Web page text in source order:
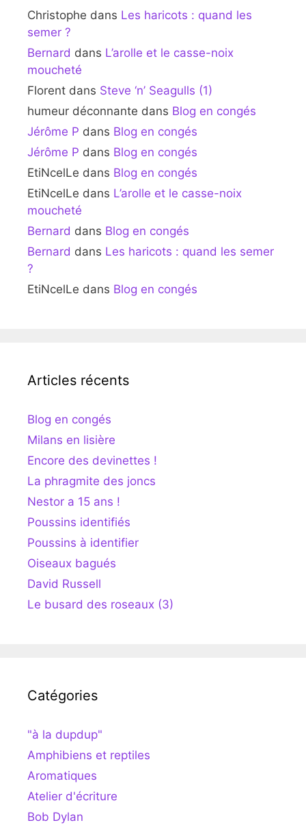
Christophe dans Les haricots : quand les
semer ?
Bernard dans L’arolle et le casse-noix
moucheté
Florent dans Steve ‘n’ Seagulls (1)
humeur déconnante dans Blog en congés
Jérôme P dans Blog en congés
Jérôme P dans Blog en congés
EtiNcelLe dans Blog en congés
EtiNcelLe dans L’arolle et le casse-noix
moucheté
Bernard dans Blog en congés
Bernard dans Les haricots : quand les semer
?
EtiNcelLe dans Blog en congés
Articles récents
Blog en congés
Milans en lisière
Encore des devinettes !
La phragmite des joncs
Nestor a 15 ans !
Poussins identifiés
Poussins à identifier
Oiseaux bagués
David Russell
Le busard des roseaux (3)
Catégories
"à la dupdup"
Amphibiens et reptiles
Aromatiques
Atelier d'écriture
Bob Dylan